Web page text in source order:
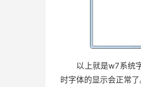
以上就是w7系统字
时字体的显示会正常了